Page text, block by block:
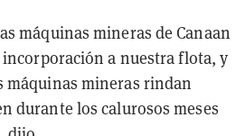
máquinas mineras de Canaan
a nuestra flota, y
máquinas mineras rindan
durante los calurosos meses